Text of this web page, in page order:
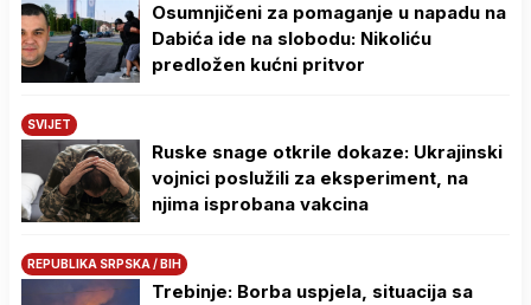
Osumnjičeni za pomaganje u napadu na
Dabića ide na slobodu: Nikoliću
predložen kućni pritvor
SVIJET
Ruske snage otkrile dokaze: Ukrajinski
vojnici poslužili za eksperiment, na
njima isprobana vakcina
REPUBLIKA SRPSKA / BIH
Trebinje: Borba uspjela, situacija sa